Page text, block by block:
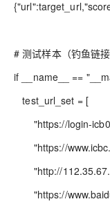
# 测试样本（钓鱼链接
if __name__ ==
test_url_set = [
"https://login-
"https://
"http://
"https://